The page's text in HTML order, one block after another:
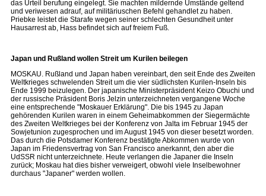
das Urteil berufung eingelegt. Sie machten mildernde Umstände geltend
und veriwesen adrauf, auf militäriuschen Befehl gehandlet zu haben.
Priebke leistet die Starafe wegen seiner schlechten Gesundheit unter
Hausarrest ab, Hass befindet sich auf freiem Fuß.
Japan und Rußland wollen Streit um Kurilen beilegen
MOSKAU. Rußland und Japan haben vereinbart, den seit Ende des Zweiten
Weltkrieges schwelenden Streit um die vier südlichsten Kurilen-Inseln bis
Ende 1999 beizulegen. Der japanische Ministerpräsident Keizo Obuchi und
der russische Präsident Boris Jelzin unterzeichneten vergangene Woche
eine entsprechende "Moskauer Erklärung". Die bis 1945 zu Japan
gehörenden Kurilen waren in einem Geheimabkommen der Siegermächte
des Zweiten Weltkrieges bei der Konferenz von Jalta im Februar 1945 der
Sowjetunion zugesprochen und im August 1945 von dieser besetzt worden.
Das durch die Potsdamer Konferenz bestätigte Abkommen wurde von
Japan im Friedensvertrag von San Francisco anerkannt, den aber die
UdSSR nicht unterzeichnete. Heute verlangen die Japaner die Inseln
zurück; Moskau hat dies bisher verweigert, obwohl viele Inselbewohner
durchaus "Japaner" werden wollen.